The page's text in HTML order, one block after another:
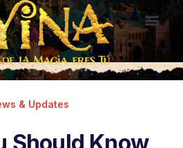
& Updates
Should Know